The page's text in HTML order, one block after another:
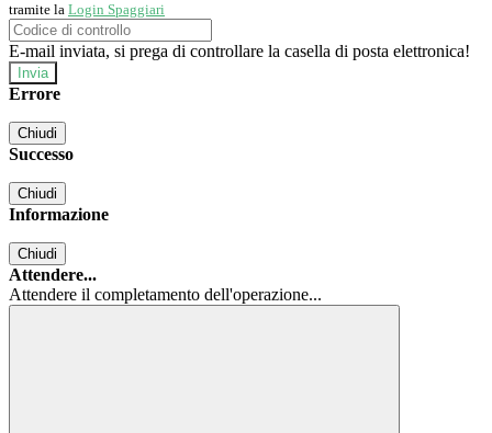
tramite la Login Spaggiari
E-mail inviata, si prega di controllare la casella di posta elettronica!
Errore
Chiudi
Successo
Chiudi
Informazione
Chiudi
Attendere...
Attendere il completamento dell'operazione...